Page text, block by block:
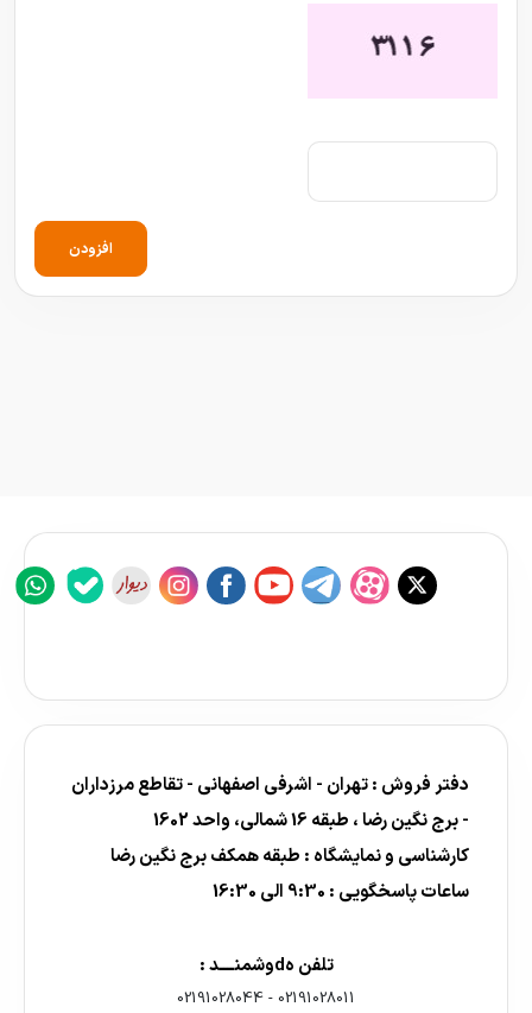
افزودن
دفتر فروش : تهران - اشرفی اصفهانی - تقاطع مرزداران
- برج نگین رضا ، طبقه 16 شمالی، واحد 1602
کارشناسی و نمایشگاه : طبقه همکف برج نگین رضا
ساعات پاسخگویی : 9:30 الی 16:30
تلفن هdوشمنــــد :
02191028011
-
02191028044